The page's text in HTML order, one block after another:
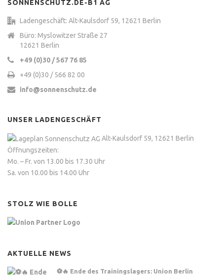
SONNENSCHUTZ.DE-B1 AG
Ladengeschäft: Alt-Kaulsdorf 59, 12621 Berlin
Büro: Myslowitzer Straße 27
12621 Berlin
+49 (0)30 / 567 76 85
+49 (0)30 / 566 82 00
info@sonnenschutz.de
UNSER LADENGESCHÄFT
Alt-Kaulsdorf 59, 12621 Berlin
Öffnungszeiten:
Mo. – Fr. von 13.00 bis 17.30 Uhr
Sa. von 10.00 bis 14.00 Uhr
STOLZ WIE BOLLE
AKTUELLE NEWS
⚽️🔥 Ende des Trainingslagers: Union Berlin